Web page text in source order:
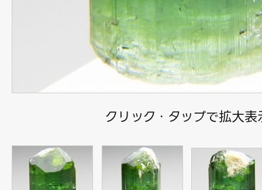
クリック・タップで拡大表